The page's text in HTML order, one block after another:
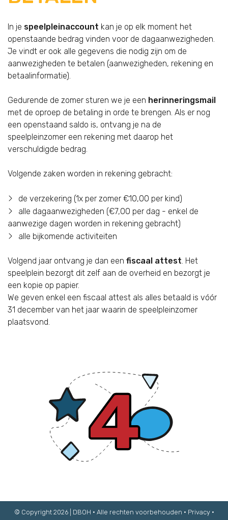
In je speelpleinaccount kan je op elk moment het
openstaande bedrag vinden voor de dagaanwezigheden.
Je vindt er ook alle gegevens die nodig zijn om de
aanwezigheden te betalen (aanwezigheden, rekening en
betaalinformatie).
Gedurende de zomer sturen we je een herinneringsmail
met de oproep de betaling in orde te brengen. Als er nog
een openstaand saldo is, ontvang je na de
speelpleinzomer een rekening met daarop het
verschuldigde bedrag.
Volgende zaken worden in rekening gebracht:
de verzekering (1x per zomer €10,00 per kind)
alle dagaanwezigheden (€7,00 per dag - enkel de
aanwezige dagen worden in rekening gebracht)
alle bijkomende activiteiten
Volgend jaar ontvang je dan een fiscaal attest. Het
speelplein bezorgt dit zelf aan de overheid en bezorgt je
een kopie op papier.
We geven enkel een fiscaal attest als alles betaald is vóór
31 december van het jaar waarin de speelpleinzomer
plaatsvond.
© Copyright 2026 | DBOH • Alle rechten voorbehouden • Privacy•